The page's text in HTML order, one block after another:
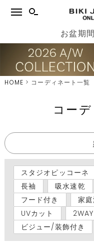
お盆期
HOME コーディネート一覧
コー
スタジオピッコーネ
長袖
吸水速乾
フード付き
家
UVカット
2WAY
ビジュー/装飾付き